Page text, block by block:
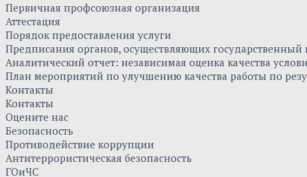
Первичная профсоюзная организация
Аттестация
Порядок предоставления услуги
Предписания органов, осуществляющих
Аналитический отчет: независимая оценка качества
План мероприятий по улучшению качества работы по
Контакты
Контакты
Оцените нас
Безопасность
Противодействие коррупции
Антитеррористическая безопасность
ГОиЧС